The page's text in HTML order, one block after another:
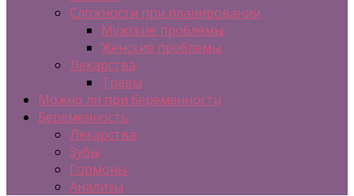
Сложности при планировании
Мужские проблемы
Женские проблемы
Лекарства
Травы
Можно ли при беременности
Беременность
Лекарства
Зубы
Гормоны
Анализы